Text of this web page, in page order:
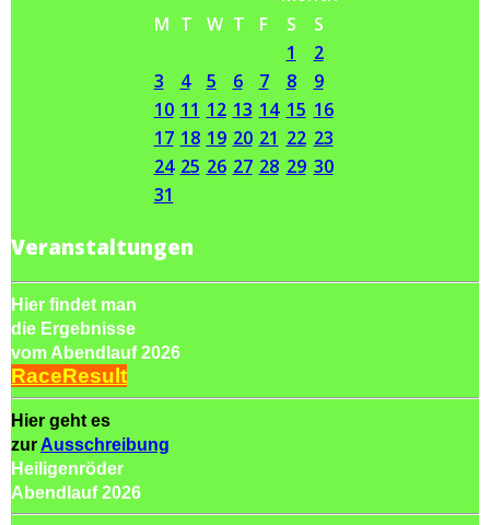
M T W T F S
S
1
2
3
4 5 6 7 8
9
10 11 12 13 14 15 16
17 18 19 20 21 22 23
24 25 26 27 28 29 30
31
Veranstaltungen
Hier findet man
die Ergebnisse
vom Abendlauf 2026
RaceResult
Hier geht es
zurAusschreibung
Heiligenröder
Abendlauf 2026